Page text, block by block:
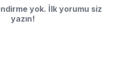
yok. İlk yorumu siz
yazın!